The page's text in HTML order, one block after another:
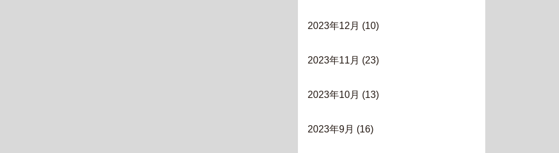
2023年12月 (10)
2023年11月 (23)
2023年10月 (13)
2023年9月 (16)